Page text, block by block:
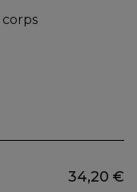
corps
34,20 €